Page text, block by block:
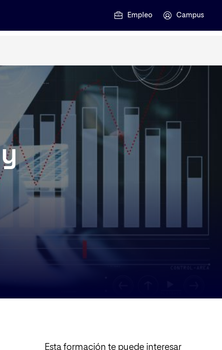
Empleo Campus
Esta formación te puede interesar